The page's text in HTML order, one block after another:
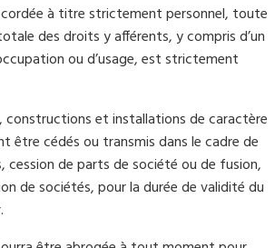
à titre strictement personnel, toute
des droits y afférents, y compris d’un
ou d’usage, est strictement
constructions et installations de caractère
être cédés ou transmis dans le cadre de
de parts de société ou de fusion,
de sociétés, pour la durée de validité du